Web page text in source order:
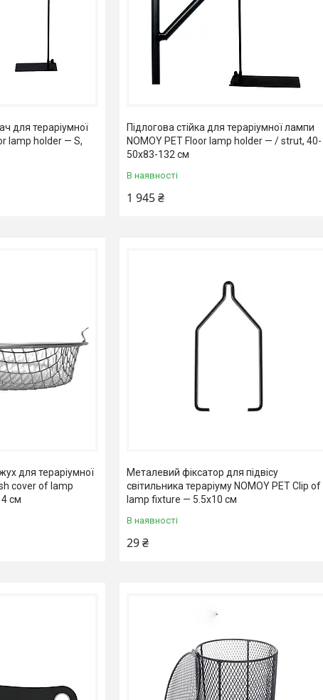
для тераріумної
lamp holder — S,
Підлогова стійка для тераріумної лампи
NOMOY PET Floor lamp holder — / strut, 40-
50x83-132 см
В наявності
1 945 ₴
для тераріумної
cover of lamp
см
Металевий фіксатор для підвісу
світильника тераріуму NOMOY PET Clip of
lamp fixture — 5.5x10 см
В наявності
29 ₴